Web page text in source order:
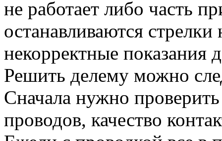
не работает либо часть
останавливаются
некорректные показания
Решить делему можно
Сначала нужно
проводов, качество